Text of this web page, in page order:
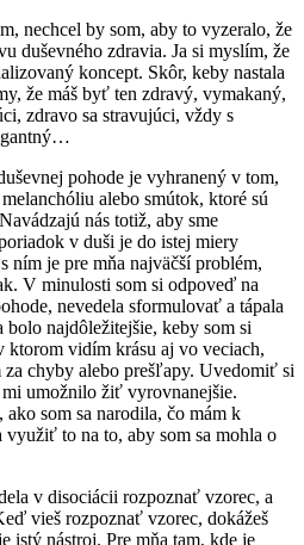
nechcel by som, aby to vyzeralo, že
duševného zdravia. Ja si myslím, že
koncept. Skôr, keby nastala
že máš byť ten zdravý, vymakaný,
zdravo sa stravujúci, vždy s
pohode je vyhranený v tom,
alebo smútok, ktoré sú
nás totiž, aby sme
v duši je do istej miery
ním je pre mňa najväčší problém,
V minulosti som si odpoveď na
nevedela sformulovať a tápala
najdôležitejšie, keby som si
ktorom vidím krásu aj vo veciach,
za chyby alebo prešľapy. Uvedomiť si
umožnilo žiť vyrovnanejšie.
som sa narodila, čo mám k
to na to, aby som sa mohla o
v disociácii rozpoznať vzorec, a
vieš rozpoznať vzorec, dokážeš
istý nástroj. Pre mňa tam, kde je